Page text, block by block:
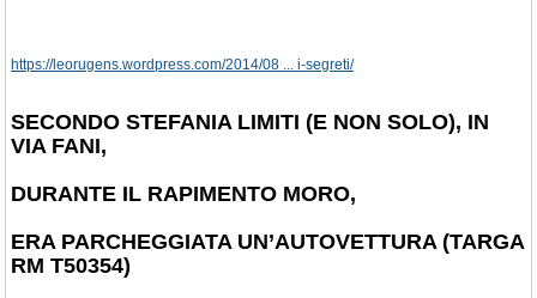
https://leorugens.wordpress.com/2014/08 ... i-segreti/
SECONDO STEFANIA LIMITI (E NON SOLO), IN
VIA FANI,
DURANTE IL RAPIMENTO MORO,
ERA PARCHEGGIATA UN’AUTOVETTURA (TARGA
RM T50354)